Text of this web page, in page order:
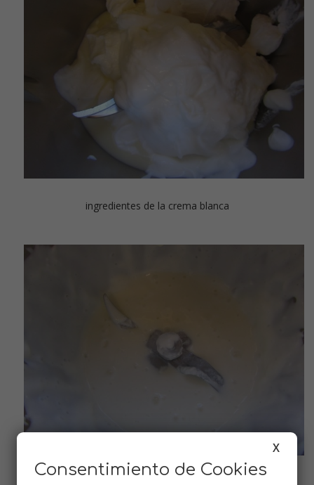
ingredientes de la crema blanca
X
Consentimiento de Cookies